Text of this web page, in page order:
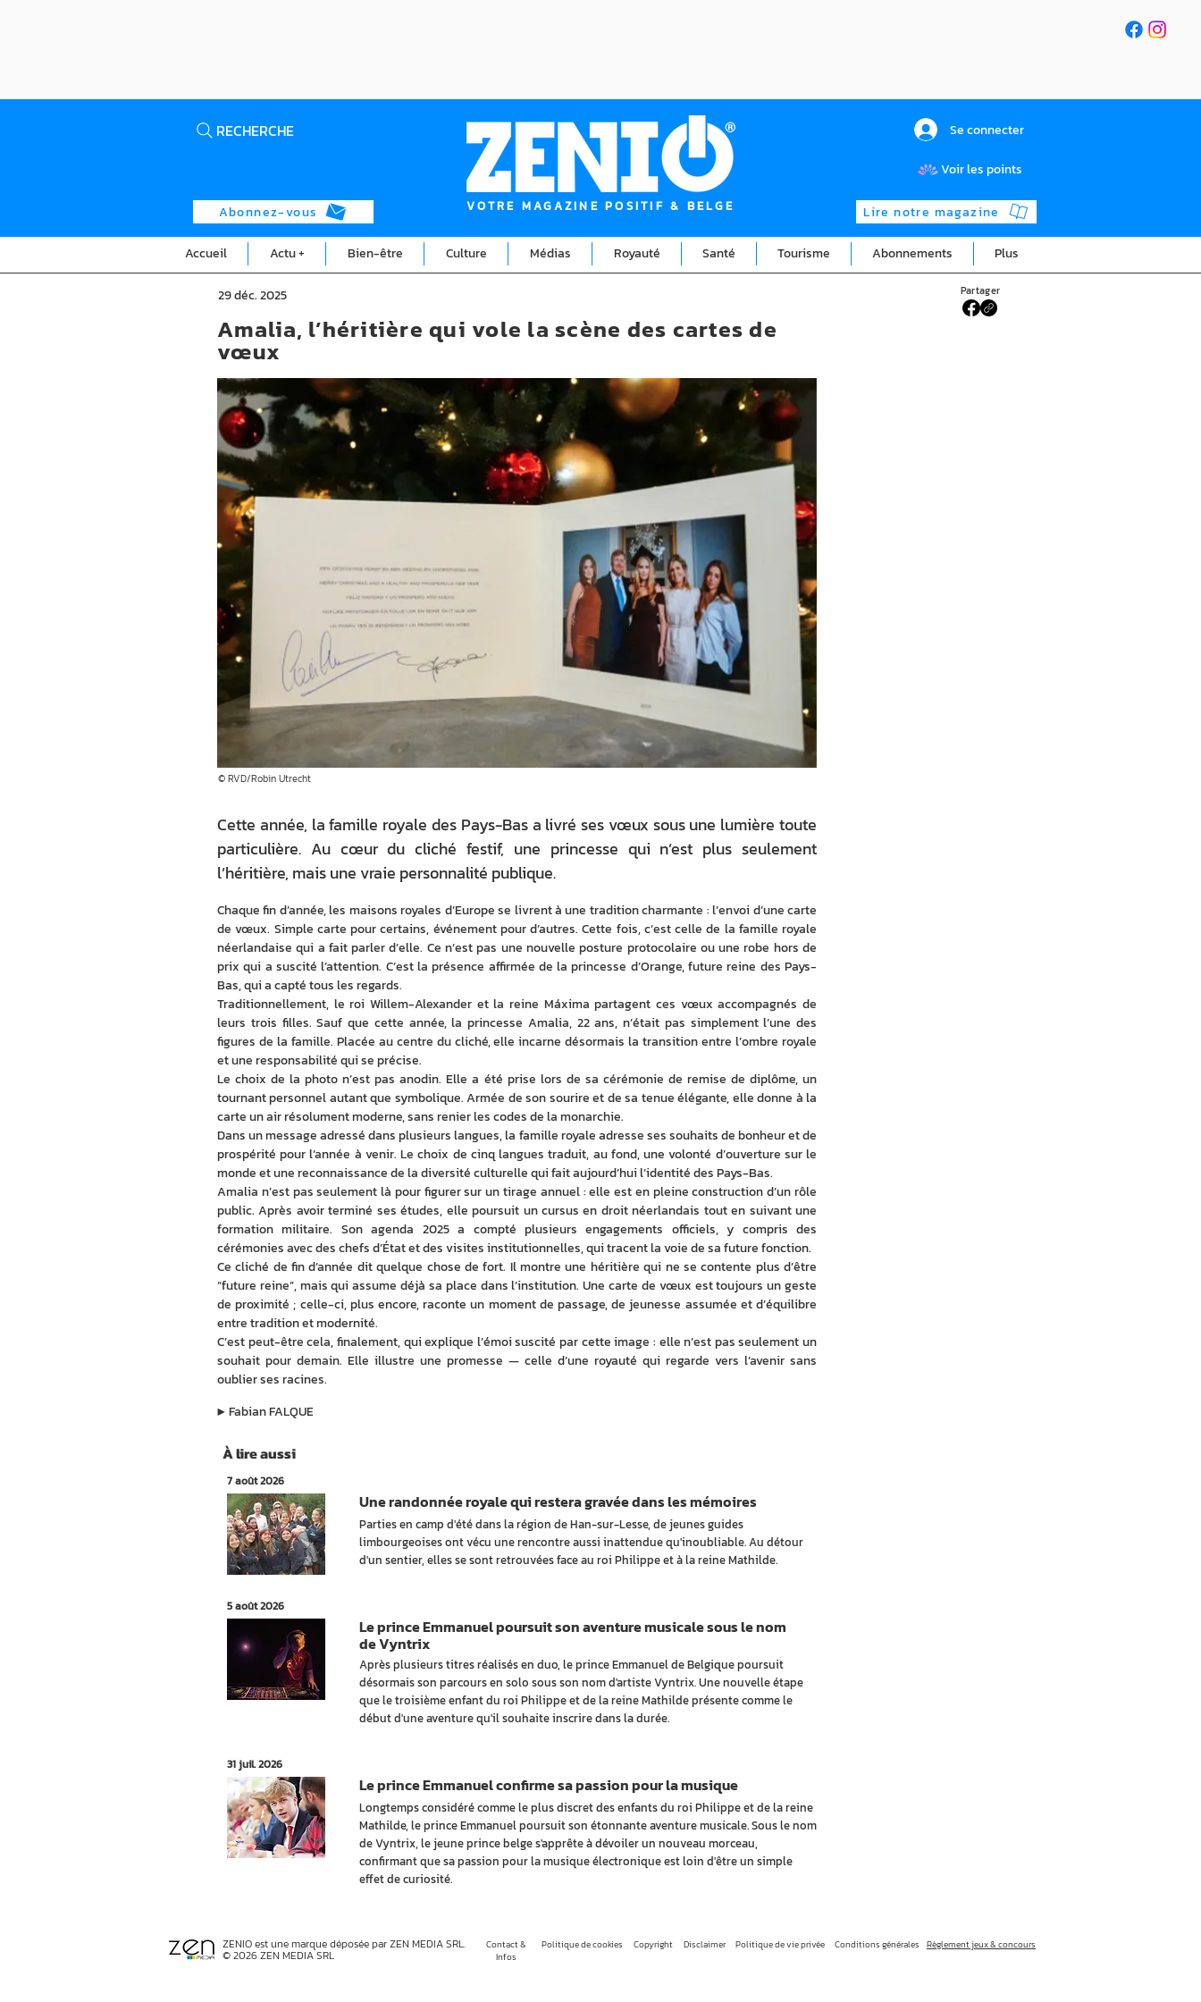
RECHERCHE
Abonnez-vous VOTRE MAGAZINE POSITIF & BELGE
Se connecter
Voir les points
Lire notre magazine
Accueil Actu + Bien-être Culture Médias Royauté Santé Tourisme Abonnements Plus
29 déc. 2025 Partager
© RVD/Robin Utrecht
Cette année, la famille royale des Pays-Bas a livré ses vœux sous une lumière toute
particulière. Au cœur du cliché festif, une princesse qui n’est plus seulement
l’héritière, mais une vraie personnalité publique.
Chaque fin d’année, les maisons royales d’Europe se livrent à une tradition charmante : l’envoi d’une carte
de vœux. Simple carte pour certains, événement pour d’autres. Cette fois, c’est celle de la famille royale
néerlandaise qui a fait parler d’elle. Ce n’est pas une nouvelle posture protocolaire ou une robe hors de
prix qui a suscité l’attention. C’est la présence affirmée de la princesse d’Orange, future reine des Pays-
Bas, qui a capté tous les regards.
Traditionnellement, le roi Willem-Alexander et la reine Máxima partagent ces vœux accompagnés de
leurs trois filles. Sauf que cette année, la princesse Amalia, 22 ans, n’était pas simplement l’une des
figures de la famille. Placée au centre du cliché, elle incarne désormais la transition entre l’ombre royale
et une responsabilité qui se précise.
Le choix de la photo n’est pas anodin. Elle a été prise lors de sa cérémonie de remise de diplôme, un
tournant personnel autant que symbolique. Armée de son sourire et de sa tenue élégante, elle donne à la
carte un air résolument moderne, sans renier les codes de la monarchie.
Dans un message adressé dans plusieurs langues, la famille royale adresse ses souhaits de bonheur et de
prospérité pour l’année à venir. Le choix de cinq langues traduit, au fond, une volonté d’ouverture sur le
monde et une reconnaissance de la diversité culturelle qui fait aujourd’hui l’identité des Pays-Bas.
Amalia n’est pas seulement là pour figurer sur un tirage annuel : elle est en pleine construction d’un rôle
public. Après avoir terminé ses études, elle poursuit un cursus en droit néerlandais tout en suivant une
formation militaire. Son agenda 2025 a compté plusieurs engagements officiels, y compris des
cérémonies avec des chefs d’État et des visites institutionnelles, qui tracent la voie de sa future fonction.
Ce cliché de fin d’année dit quelque chose de fort. Il montre une héritière qui ne se contente plus d’être
“future reine”, mais qui assume déjà sa place dans l’institution. Une carte de vœux est toujours un geste
de proximité ; celle-ci, plus encore, raconte un moment de passage, de jeunesse assumée et d’équilibre
entre tradition et modernité.
C’est peut-être cela, finalement, qui explique l’émoi suscité par cette image : elle n’est pas seulement un
souhait pour demain. Elle illustre une promesse — celle d’une royauté qui regarde vers l’avenir sans
oublier ses racines.
Fabian FALQUE
▶︎
Amalia, l’héritière qui vole la scène des cartes de
vœux
À lire aussi
7 août 2026
Parties en camp d'été dans la région de Han-sur-Lesse, de jeunes guides
limbourgeoises ont vécu une rencontre aussi inattendue qu'inoubliable. Au détour
d'un sentier, elles se sont retrouvées face au roi Philippe et à la reine Mathilde.
Une randonnée royale qui restera gravée dans les mémoires
5 août 2026
Après plusieurs titres réalisés en duo, le prince Emmanuel de Belgique poursuit
désormais son parcours en solo sous son nom d'artiste Vyntrix. Une nouvelle étape
que le troisième enfant du roi Philippe et de la reine Mathilde présente comme le
début d'une aventure qu'il souhaite inscrire dans la durée.
Le prince Emmanuel poursuit son aventure musicale sous le nom
de Vyntrix
31 juil. 2026
Longtemps considéré comme le plus discret des enfants du roi Philippe et de la reine
Mathilde, le prince Emmanuel poursuit son étonnante aventure musicale. Sous le nom
de Vyntrix, le jeune prince belge s'apprête à dévoiler un nouveau morceau,
confirmant que sa passion pour la musique électronique est loin d'être un simple
effet de curiosité.
Le prince Emmanuel confirme sa passion pour la musique
ZENIO est une marque déposée par ZEN MEDIA SRL.
© 2026 ZEN MEDIA SRL
Copyright Disclaimer Politique de vie privée
Contact &
Infos
Politique de cookies Conditions générales Règlement jeux & concours